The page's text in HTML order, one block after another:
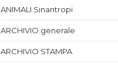
ANIMALI Sinantropi
ARCHIVIO generale
ARCHIVIO STAMPA